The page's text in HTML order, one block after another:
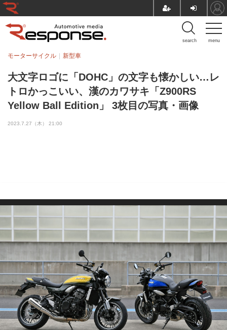
menu
search
大文字ロゴに「DOHC」の文字も懐かしい…レ
トロかっこいい、漢のカワサキ「Z900RS
Yellow Ball Edition」 3枚目の写真・画像
モーターサイクル 新型車
2023.7.27（木） 21:00